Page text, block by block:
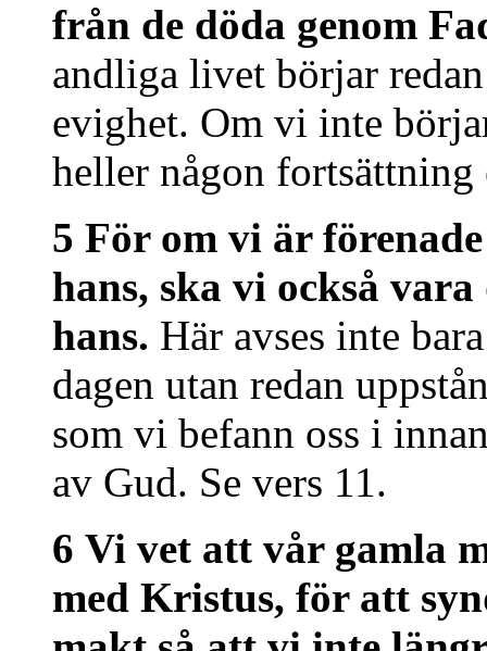
från de döda genom
andliga livet börjar
evighet. Om vi inte
heller någon fortsättning
5 För om vi är
hans, ska vi också
hans. Här avses inte
dagen utan redan
som vi befann oss i
av Gud. Se vers 11.
6 Vi vet att vår gamla
med Kristus, för att